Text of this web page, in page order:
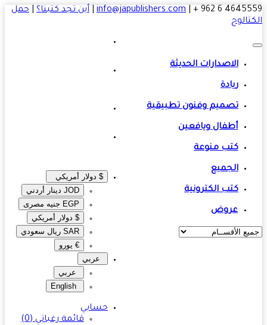
4645559 6
|
info@japublishers.com
|أين تجد كتبنا؟|حمل
$ دولار أمريكي
JOD دينار أردني
EGP جنيه مصرى‎
$ دولار أمريكي
SAR ريال سعودي
€ يورو
عربي
عربي
English
حسابي
قائمة رغباتي (0)
الاصدارات الحديثة
ريادة
تصميم وفنون تطبيقية
أطفال ويافعين
كتب منوعة
الجميع
كتب الكترونية
عروض